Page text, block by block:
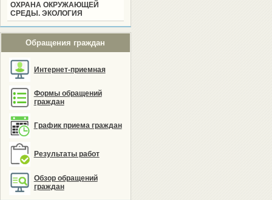
ОХРАНА ОКРУЖАЮЩЕЙ
СРЕДЫ. ЭКОЛОГИЯ
Обращения граждан
Интернет-приемная
Формы обращений
граждан
График приема граждан
Результаты работ
Обзор обращений
граждан